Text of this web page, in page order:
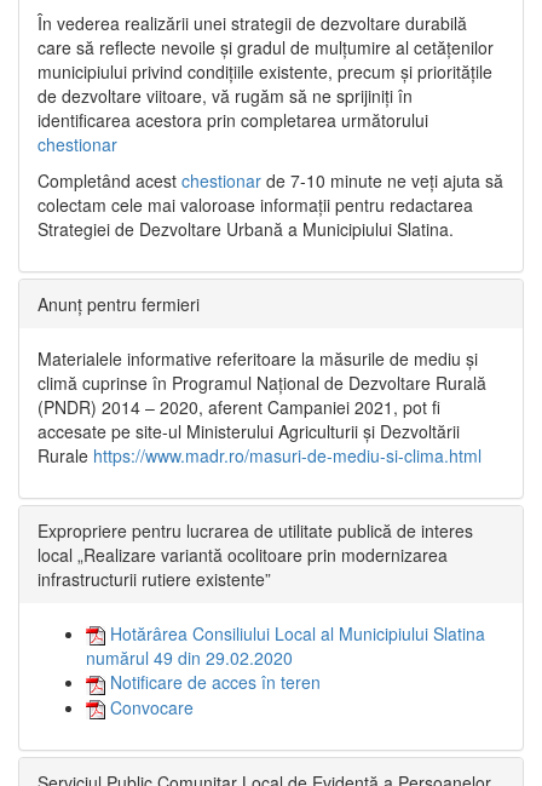
În vederea realizării unei strategii de dezvoltare durabilă
care să reflecte nevoile și gradul de mulțumire al cetățenilor
municipiului privind condițiile existente, precum și prioritățile
de dezvoltare viitoare, vă rugăm să ne sprijiniți în
identificarea acestora prin completarea următorului
chestionar
Completând acest chestionar de 7-10 minute ne veți ajuta să
colectam cele mai valoroase informații pentru redactarea
Strategiei de Dezvoltare Urbană a Municipiului Slatina.
Anunț pentru fermieri
Materialele informative referitoare la măsurile de mediu și
climă cuprinse în Programul Național de Dezvoltare Rurală
(PNDR) 2014 – 2020, aferent Campaniei 2021, pot fi
accesate pe site-ul Ministerului Agriculturii și Dezvoltării
Rurale https://www.madr.ro/masuri-de-mediu-si-clima.html
Expropriere pentru lucrarea de utilitate publică de interes
local „Realizare variantă ocolitoare prin modernizarea
infrastructurii rutiere existente”
Hotărârea Consiliului Local al Municipiului Slatina
numărul 49 din 29.02.2020
Notificare de acces în teren
Convocare